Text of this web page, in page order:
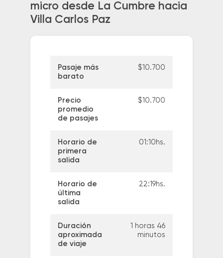
micro desde La Cumbre hacia
Villa Carlos Paz
Pasaje más
barato
$10.700
Precio
promedio
de pasajes
$10.700
Horario de
primera
salida
01:10hs.
Horario de
última
salida
22:19hs.
Duración
aproximada
de viaje
1 horas 46
minutos